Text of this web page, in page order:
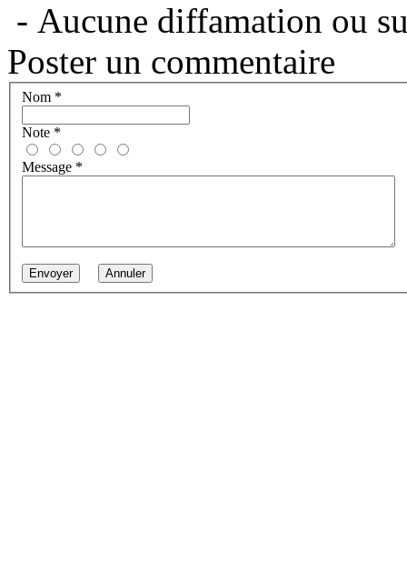
- Aucune diffamation ou
Poster un commentaire
Nom *
Note *
Message *